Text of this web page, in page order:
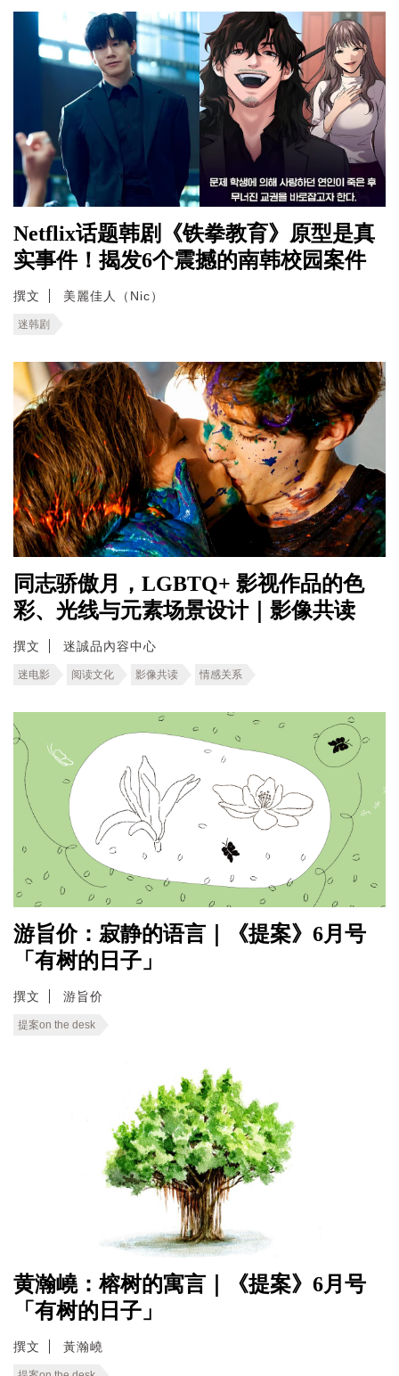
Netflix话题韩剧《铁拳教育》原型是真
实事件！揭发6个震撼的南韩校园案件
撰文 美麗佳人（Nic）
迷韩剧
同志骄傲月，LGBTQ+ 影视作品的色
彩、光线与元素场景设计｜影像共读
撰文 迷誠品內容中心
迷电影 阅读文化 影像共读 情感关系
游旨价：寂静的语言｜《提案》6月号
「有树的日子」
撰文 游旨价
提案on the desk
黄瀚嶢：榕树的寓言｜《提案》6月号
「有树的日子」
撰文 黃瀚嶢